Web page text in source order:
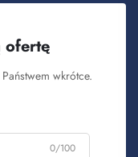
ofertę
wkrótce.
0/100